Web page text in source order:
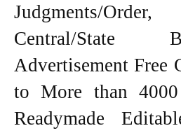
Judgments/
Central/State
Advertisement Free
to More than
Readymade